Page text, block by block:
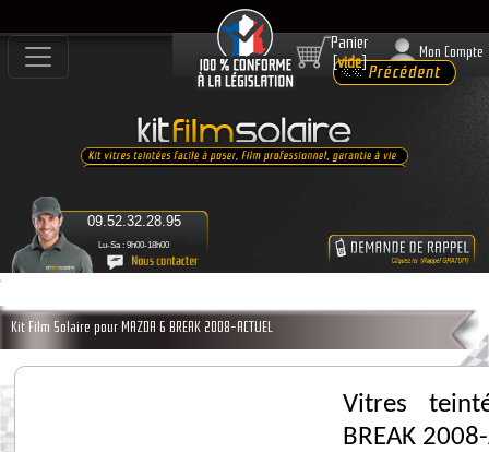
Lu-Sa : 9h00-18h00
09.52.32.28.95
Panier
[vide]
Mon Compte
Kit Film Solaire pour MAZDA 6 BREAK 2008-ACTUEL
Vitres
BREAK